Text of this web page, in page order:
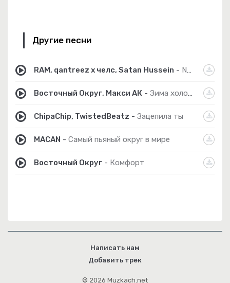
Другие песни
RAM, qantreez x челс, Satan Hussein - No pasaran!
Восточный Округ, Макси АК - Зима холода
ChipaChip, TwistedBeatz - Зацепила ты
MACAN - Самый пьяный округ в мире
Восточный Округ - Комфорт
Написать нам
Добавить трек
© 2026 Muzkach.net